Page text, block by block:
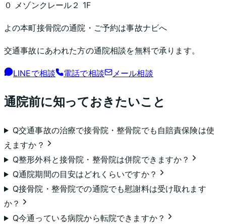
０ メゾンクレール２ 1F
よの本町接骨院の通院・ご予約は事故ナビへ
交通事故にあわれた方の通院相談を無料で承ります。
LINEで相談 電話で相談 メール相談
通院前に知っておきたいこと
Q交通事故の治療で接骨院・整骨院でも自賠責保険は使
えますか？
Q整形外科と接骨院・整骨院は併院できますか？
Q通院期間の目安はどれくらいですか？
Q接骨院・整骨院での通院でも慰謝料は受け取れます
か？
Q今通っている病院から転院できますか？